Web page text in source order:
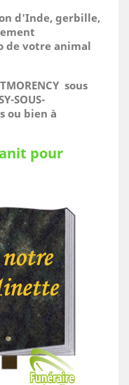
d'Inde, gerbille,
de votre animal
sous
SOUS-
ou bien à
pour